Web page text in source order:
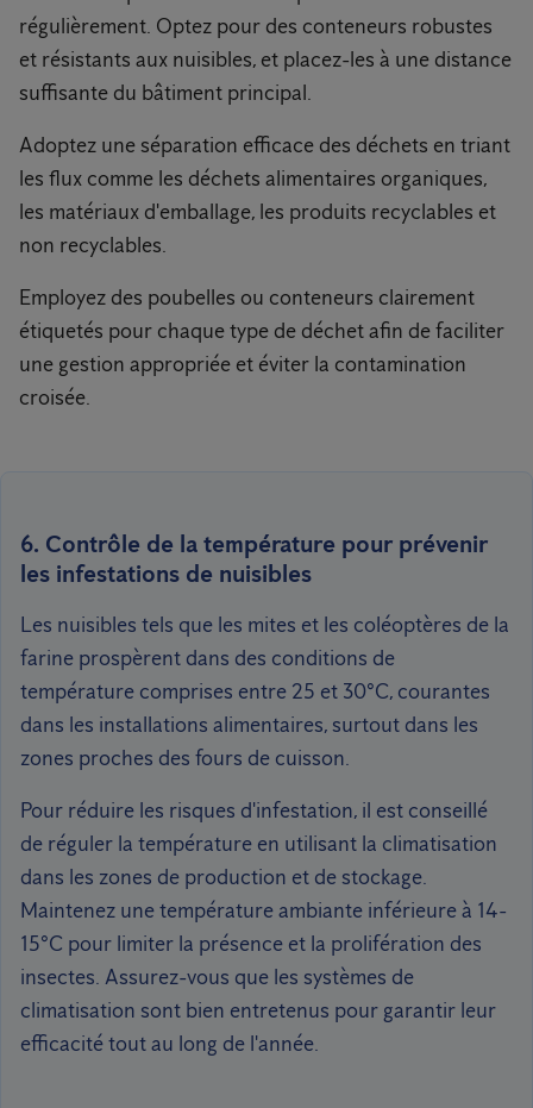
régulièrement. Optez pour des conteneurs robustes
et résistants aux nuisibles, et placez-les à une distance
suffisante du bâtiment principal.
Adoptez une séparation efficace des déchets en triant
les flux comme les déchets alimentaires organiques,
les matériaux d'emballage, les produits recyclables et
non recyclables.
Employez des poubelles ou conteneurs clairement
étiquetés pour chaque type de déchet afin de faciliter
une gestion appropriée et éviter la contamination
croisée.
6. Contrôle de la température pour prévenir
les infestations de nuisibles
Les nuisibles tels que les mites et les coléoptères de la
farine prospèrent dans des conditions de
température comprises entre 25 et 30°C, courantes
dans les installations alimentaires, surtout dans les
zones proches des fours de cuisson.
Pour réduire les risques d'infestation, il est conseillé
de réguler la température en utilisant la climatisation
dans les zones de production et de stockage.
Maintenez une température ambiante inférieure à 14-
15°C pour limiter la présence et la prolifération des
insectes. Assurez-vous que les systèmes de
climatisation sont bien entretenus pour garantir leur
efficacité tout au long de l'année.